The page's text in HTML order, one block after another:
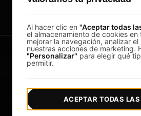
Copyright © 2026 LoadFocus | Términos
Al hacer clic en "Aceptar todas
el almacenamiento de cookies
mejorar la navegación, analizar
nuestras acciones de marketing.
"Personalizar" para elegir qué
permitir.
ACEPTAR TODAS